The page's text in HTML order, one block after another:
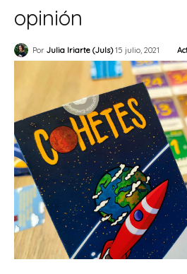
opinión
Por Julia Iriarte (Juls) 15 julio, 2021